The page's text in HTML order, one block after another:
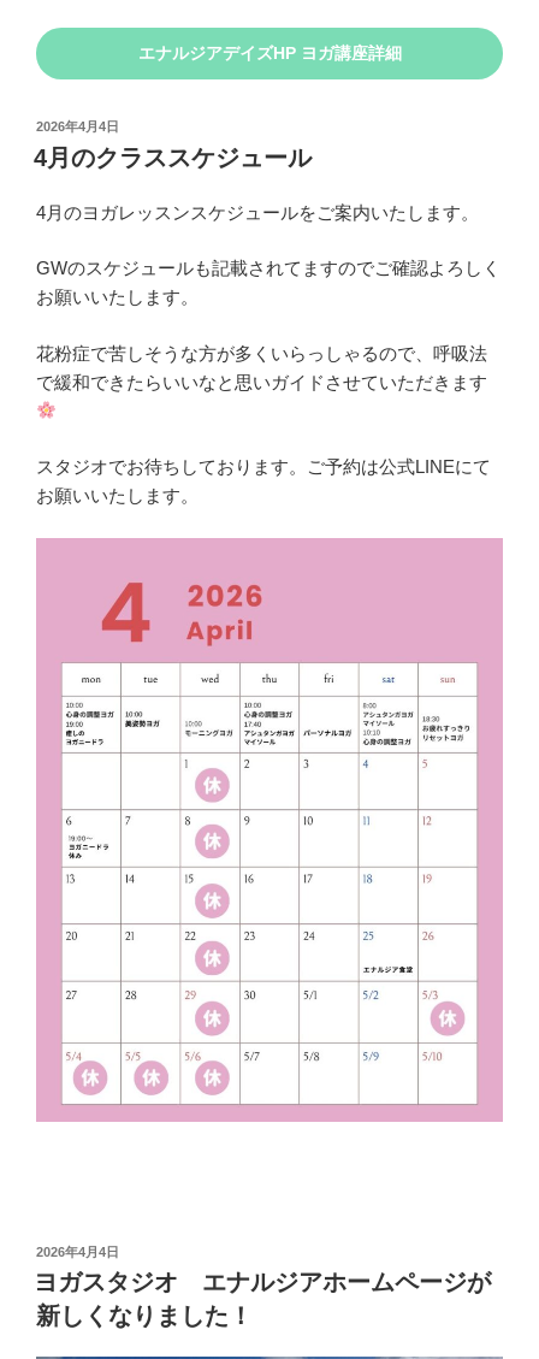
エナルジアデイズHP ヨガ講座詳細
投
稿
日:
2026年4月4日
4月のクラススケジュール
4月のヨガレッスンスケジュールをご案内いたします。
GWのスケジュールも記載されてますのでご確認よろしく
お願いいたします。
花粉症で苦しそうな方が多くいらっしゃるので、呼吸法
で緩和できたらいいなと思いガイドさせていただきます
スタジオでお待ちしております。ご予約は公式LINEにて
お願いいたします。
投
稿
日:
2026年4月4日
ヨガスタジオ エナルジアホームページが
新しくなりました！